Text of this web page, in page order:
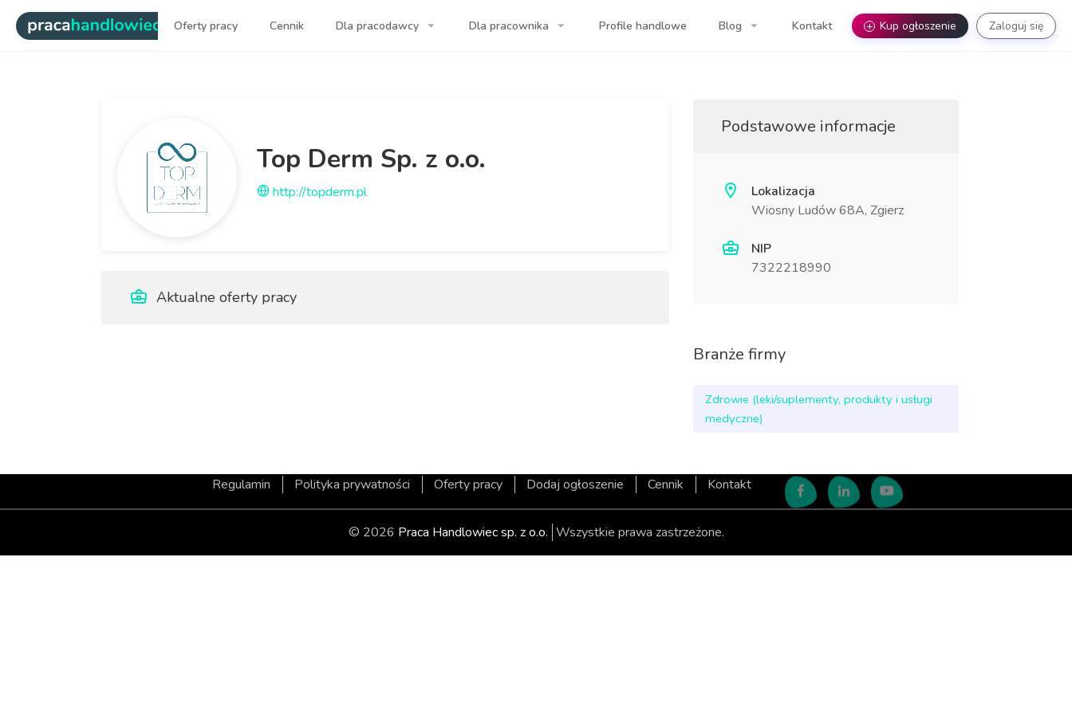
| „Praca dla handlowca" w Google? Pierwszy wynik to my!
Oferty pracy Cennik Dla pracodawcy Dla pracownika Profile handlowe Blog Kontakt + Kup ogłoszenie Zaloguj się
Top Derm Sp. z o.o.
http://topderm.pl
Aktualne oferty pracy
Podstawowe informacje
Lokalizacja
Wiosny Ludów 68A, Zgierz
NIP
7322218990
Branże firmy
Zdrowie (leki/suplementy, produkty i usługi
medyczne)
Regulamin Polityka prywatności Oferty pracy Dodaj ogłoszenie Cennik Kontakt
© 2026 Praca Handlowiec sp. z o.o. Wszystkie prawa zastrzeżone.